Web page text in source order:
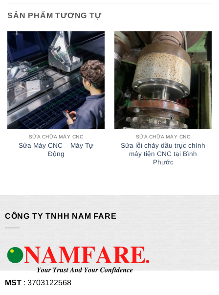
SẢN PHẨM TƯƠNG TỰ
SỬA CHỮA MÁY CNC
Sửa Máy CNC – Máy Tự
Động
SỬA CHỮA MÁY CNC
Sửa lỗi chảy dầu trục chính
máy tiện CNC tại Bình
Phước
CÔNG TY TNHH NAM FARE
MST: 3703122568